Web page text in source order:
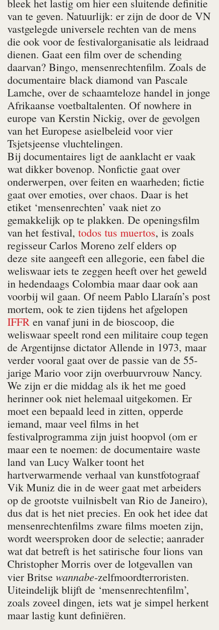
bleek het lastig om hier een sluitende definitie
van te geven. Natuurlijk: er zijn de door de VN
vastgelegde universele rechten van de mens
die ook voor de festivalorganisatie als leidraad
dienen. Gaat een film over de schending
daarvan? Bingo, mensenrechtenfilm. Zoals de
documentaire black diamond van Pascale
Lamche, over de schaamteloze handel in jonge
Afrikaanse voetbaltalenten. Ofnowhere in
europe van Kerstin Nickig, over de gevolgen
van het Europese asielbeleid voor vier
Tsjetsjeense vluchtelingen.
Bij documentaires ligt de aanklacht er vaak
wat dikker bovenop. Nonfictie gaat over
onderwerpen, over feiten en waarheden; fictie
gaat over emoties, over chaos. Daar is het
etiket ‘mensenrechten’ vaak niet zo
gemakkelijk op te plakken. De openingsfilm
van het festival, todos tus muertos, is zoals
regisseur Carlos Moreno zelf elders op
deze site aangeeft een allegorie, een fabel die
weliswaar iets te zeggen heeft over het geweld
in hedendaags Colombia maar daar ook aan
voorbij wil gaan. Of neem Pablo Llaraín’s post
mortem, ook te zien tijdens het afgelopen
IFFR en vanaf juni in de bioscoop, die
weliswaar speelt rond een militaire coup tegen
de Argentijnse dictator Allende in 1973, maar
verder vooral gaat over de passie van de 55-
jarige Mario voor zijn overbuurvrouw Nancy.
We zijn er die middag als ik het me goed
herinner ook niet helemaal uitgekomen. Er
moet een bepaald leed in zitten, opperde
iemand, maar veel films in het
festivalprogramma zijn juist hoopvol (om er
maar een te noemen: de documentaire waste
land van Lucy Walker toont het
hartverwarmende verhaal van kunstfotograaf
Vik Muniz die in de weer gaat met arbeiders
op de grootste vuilnisbelt van Rio de Janeiro),
dus dat is het niet precies. En ook het idee dat
mensenrechtenfilms zware films moeten zijn,
wordt weersproken door de selectie; aanrader
wat dat betreft is het satirische four lions van
Christopher Morris over de lotgevallen van
vier Britse wannabe-zelfmoordterroristen.
Uiteindelijk blijft de ‘mensenrechtenfilm’,
zoals zoveel dingen, iets wat je simpel herkent
maar lastig kunt definiëren.